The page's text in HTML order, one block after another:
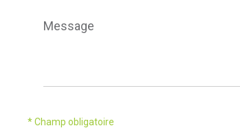
Message
*
* Champ obligatoire